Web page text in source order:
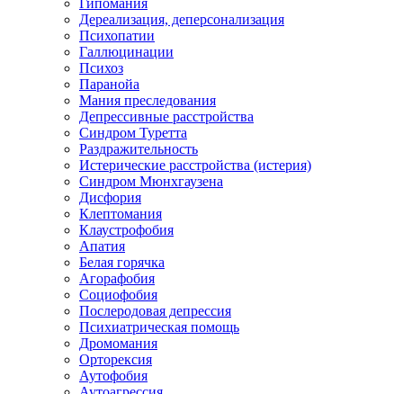
Гипомания
Дереализация, деперсонализация
Психопатии
Галлюцинации
Психоз
Паранойа
Мания преследования
Депрессивные расстройства
Синдром Туретта
Раздражительность
Истерические расстройства (истерия)
Синдром Мюнхгаузена
Дисфория
Клептомания
Клаустрофобия
Апатия
Белая горячка
Агорафобия
Социофобия
Послеродовая депрессия
Психиатрическая помощь
Дромомания
Орторексия
Аутофобия